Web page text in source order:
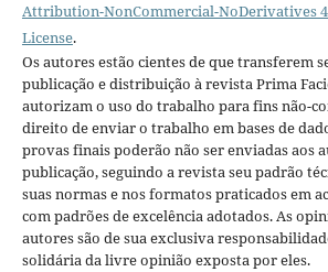
Attribution-NonCommercial-NoDerivatives
License.
Os autores estão cientes de que transferem
publicação e distribuição à revista Prima
autorizam o uso do trabalho para fins não-
direito de enviar o trabalho em bases de
provas finais poderão não ser enviadas aos
publicação, seguindo a revista seu padrão
suas normas e nos formatos praticados em
com padrões de excelência adotados. As
autores são de sua exclusiva
solidária da livre opinião exposta por eles.